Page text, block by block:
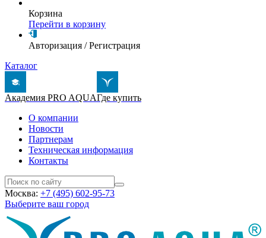
Корзина
Перейти в корзину
Авторизация /Регистрация
Каталог
Академия PRO AQUAГде купить
О компании
Новости
Партнерам
Техническая информация
Контакты
Москва: +7 (495) 602-95-73
Выберите ваш город